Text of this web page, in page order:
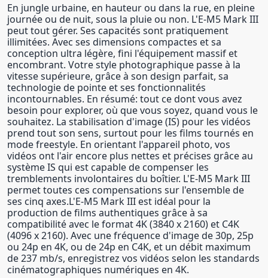
En jungle urbaine, en hauteur ou dans la rue, en pleine
journée ou de nuit, sous la pluie ou non. L'E-M5 Mark III
peut tout gérer. Ses capacités sont pratiquement
illimitées. Avec ses dimensions compactes et sa
conception ultra légère, fini l'équipement massif et
encombrant. Votre style photographique passe à la
vitesse supérieure, grâce à son design parfait, sa
technologie de pointe et ses fonctionnalités
incontournables. En résumé: tout ce dont vous avez
besoin pour explorer, où que vous soyez, quand vous le
souhaitez. La stabilisation d'image (IS) pour les vidéos
prend tout son sens, surtout pour les films tournés en
mode freestyle. En orientant l'appareil photo, vos
vidéos ont l'air encore plus nettes et précises grâce au
système IS qui est capable de compenser les
tremblements involontaires du boîtier. L'E-M5 Mark III
permet toutes ces compensations sur l'ensemble de
ses cinq axes.L'E-M5 Mark III est idéal pour la
production de films authentiques grâce à sa
compatibilité avec le format 4K (3840 x 2160) et C4K
(4096 x 2160). Avec une fréquence d'image de 30p, 25p
ou 24p en 4K, ou de 24p en C4K, et un débit maximum
de 237 mb/s, enregistrez vos vidéos selon les standards
cinématographiques numériques en 4K.